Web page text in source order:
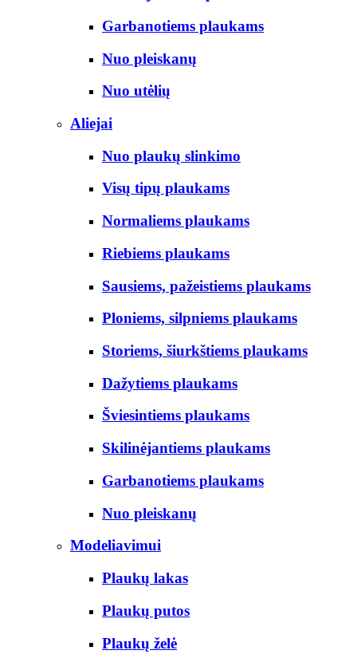
Garbanotiems plaukams
Nuo pleiskanų
Nuo utėlių
Aliejai
Nuo plaukų slinkimo
Visų tipų plaukams
Normaliems plaukams
Riebiems plaukams
Sausiems, pažeistiems plaukams
Ploniems, silpniems plaukams
Storiems, šiurkštiems plaukams
Dažytiems plaukams
Šviesintiems plaukams
Skilinėjantiems plaukams
Garbanotiems plaukams
Nuo pleiskanų
Modeliavimui
Plaukų lakas
Plaukų putos
Plaukų želė